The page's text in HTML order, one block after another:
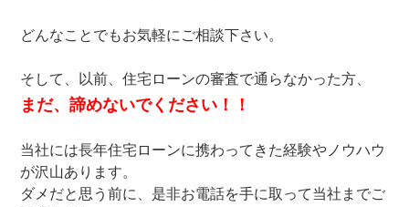
どんなことでもお気軽にご相談下さい。
そして、以前、住宅ローンの審査で通らなかった方、
まだ、諦めないでください！！
当社には長年住宅ローンに携わってきた経験やノウハウ
が沢山あります。
ダメだと思う前に、是非お電話を手に取って当社までご